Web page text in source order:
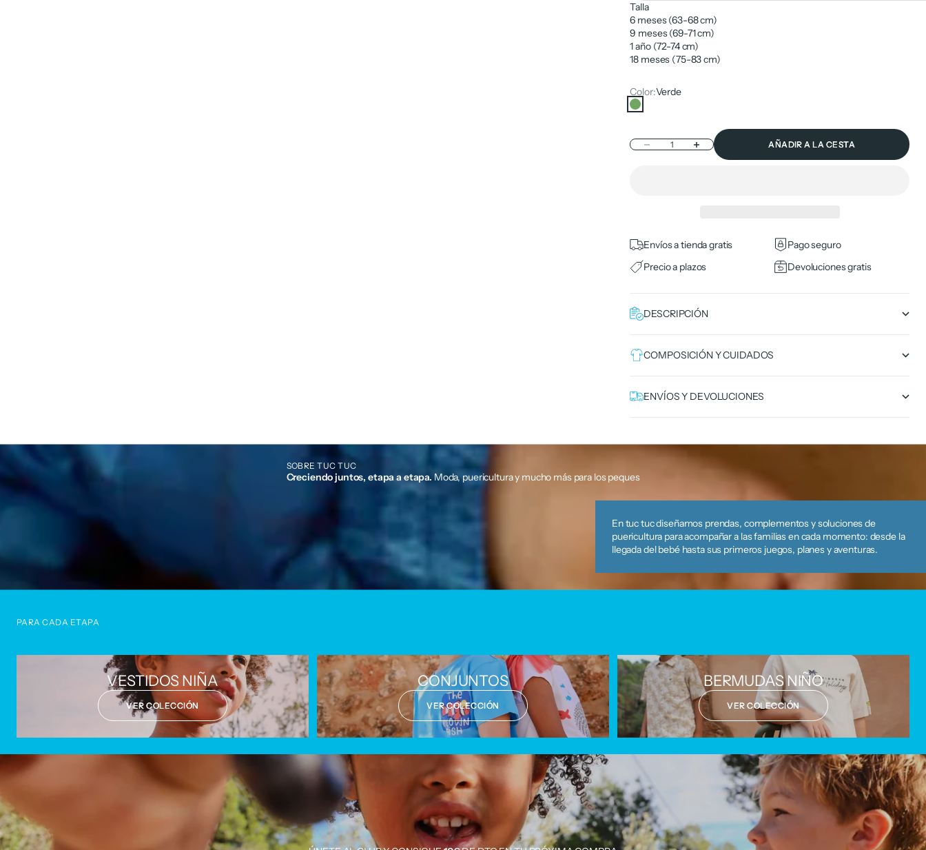
Talla
6 meses (63-68 cm)
9 meses (69-71 cm)
1 año (72-74 cm)
18 meses (75-83 cm)
Color:Verde
Verde
Reducir cantidadAumentar cantidad AÑADIR A LA CESTA
Envíos a tienda gratis
Pago seguro
Precio a plazos
Devoluciones gratis
DESCRIPCIÓN
COMPOSICIÓN Y CUIDADOS
ENVÍOS Y DEVOLUCIONES
SOBRE TUC TUC
Creciendo juntos, etapa a etapa. Moda, puericultura y mucho más para los peques
En tuc tuc diseñamos prendas, complementos y soluciones de
puericultura para acompañar a las familias en cada momento: desde la
llegada del bebé hasta sus primeros juegos, planes y aventuras.
PARA CADA ETAPA
VESTIDOS NIÑA
VER COLECCIÓN
CONJUNTOS
VER COLECCIÓN
BERMUDAS NIÑO
VER COLECCIÓN